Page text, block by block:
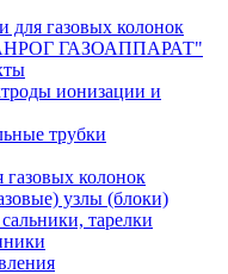
для газовых колонок
ГАЗОАППАРАТ"
ионизации и
трубки
колонок
узлы (блоки)
тарелки